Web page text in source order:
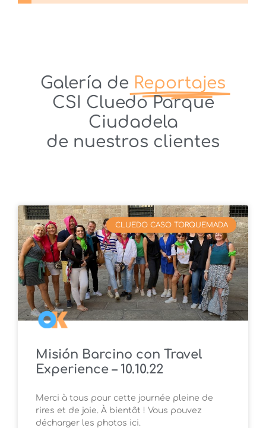
Galería de Reportajes
CSI Cluedo Parque
Ciudadela
de nuestros clientes
CLUEDO CASO TORQUEMADA
Misión Barcino con Travel
Experience – 10.10.22
Merci à tous pour cette journée pleine de
rires et de joie. À bientôt ! Vous pouvez
décharger les photos ici.